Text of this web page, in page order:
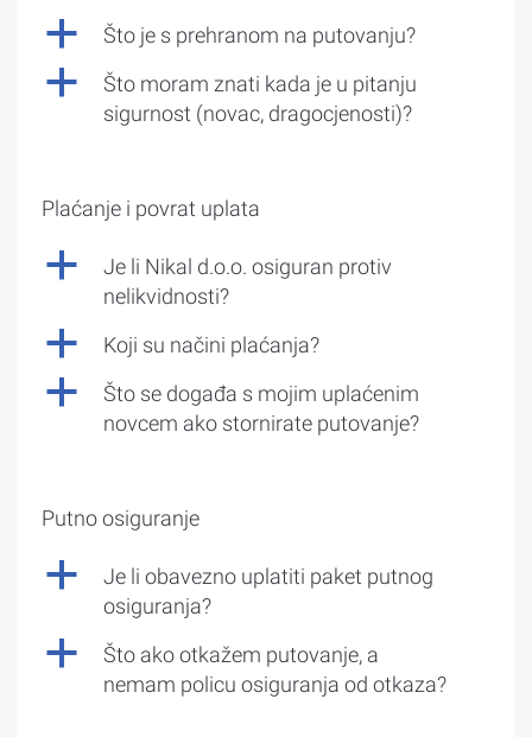
a Što je s prehranom na putovanju?
a
Što moram znati kada je u pitanju
sigurnost (novac, dragocjenosti)?
Plaćanje i povrat uplata
a
Je li Nikal d.o.o. osiguran protiv
nelikvidnosti?
a Koji su načini plaćanja?
a
Što se događa s mojim uplaćenim
novcem ako stornirate putovanje?
Putno osiguranje
a
Je li obavezno uplatiti paket putnog
osiguranja?
a
Što ako otkažem putovanje, a
nemam policu osiguranja od otkaza?